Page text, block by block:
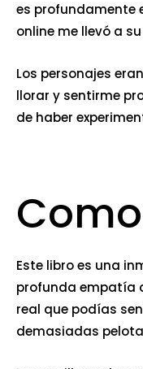
es profundamente
online​ me llevó a
Los personajes
llorar y sentirme
de haber
Este libro es una
profunda empatía
real que podías
demasiadas